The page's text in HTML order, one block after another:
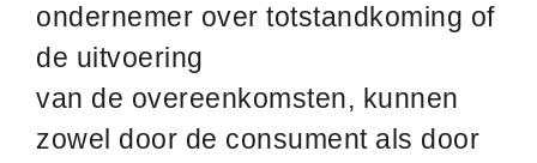
ondernemer over totstandkoming of
de uitvoering
van de overeenkomsten, kunnen
zowel door de consument als door